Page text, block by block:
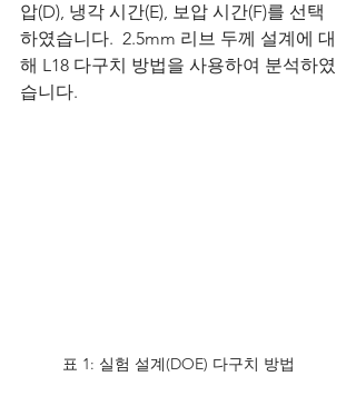
압(D), 냉각 시간(E), 보압 시간(F)를 선택
하였습니다.  2.5mm 리브 두께 설계에 대
해 L18 다구치 방법을 사용하여 분석하였
습니다.
표 1: 실험 설계(DOE) 다구치 방법